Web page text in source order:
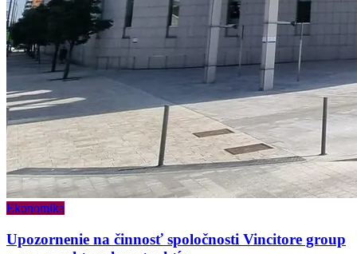
Ekonomika
Upozornenie na činnosť spoločnosti Vincitore group